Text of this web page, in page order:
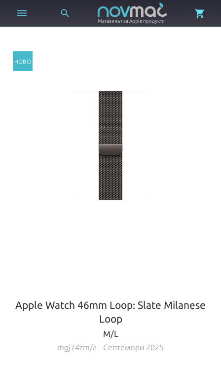
 
Магазинът за Apple продукти

Apple Watch 46mm Loop: Slate Milanese
Loop
M/L
mgj74zm/a - Септември 2025